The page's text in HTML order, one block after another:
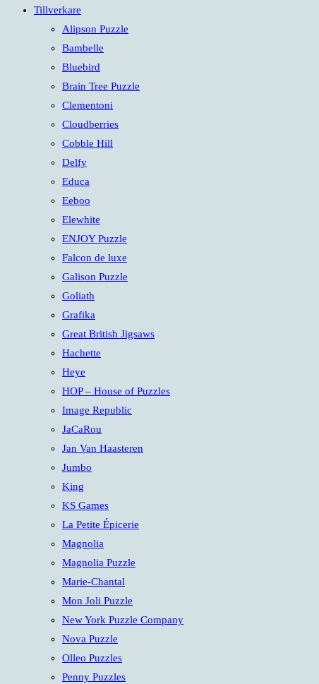
Tillverkare
Alipson Puzzle
Bambelle
Bluebird
Brain Tree Puzzle
Clementoni
Cloudberries
Cobble Hill
Delfy
Educa
Eeboo
Elewhite
ENJOY Puzzle
Falcon de luxe
Galison Puzzle
Goliath
Grafika
Great British Jigsaws
Hachette
Heye
HOP – House of Puzzles
Image Republic
JaCaRou
Jan Van Haasteren
Jumbo
King
KS Games
La Petite Épicerie
Magnolia
Magnolia Puzzle
Marie-Chantal
Mon Joli Puzzle
New York Puzzle Company
Nova Puzzle
Olleo Puzzles
Penny Puzzles